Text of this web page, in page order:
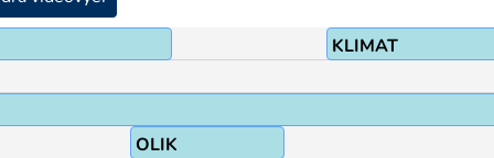
KLIMAT
OLIK